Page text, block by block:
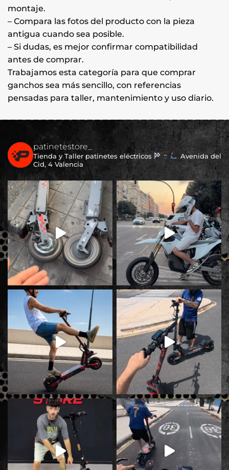
montaje.
– Compara las fotos del producto con la pieza
antigua cuando sea posible.
– Si dudas, es mejor confirmar compatibilidad
antes de comprar.
Trabajamos esta categoría para que comprar
ganchos sea más sencillo, con referencias
pensadas para taller, mantenimiento y uso diario.
patinetestore_
Tienda y Taller patinetes eléctricos
Avenida del
Cid, 4 Valencia